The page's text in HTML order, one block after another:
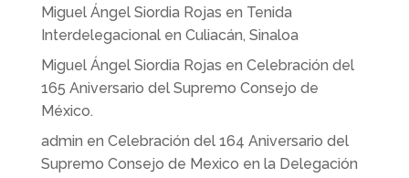
Miguel Ángel Siordia Rojas en Tenida
Interdelegacional en Culiacán, Sinaloa
Miguel Ángel Siordia Rojas en Celebración del
165 Aniversario del Supremo Consejo de
México.
admin en Celebración del 164 Aniversario del
Supremo Consejo de Mexico en la Delegación